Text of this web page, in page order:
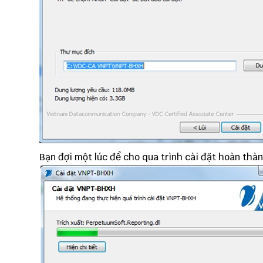
Bạn đợi một lúc để cho qua trình cài đặt hoàn